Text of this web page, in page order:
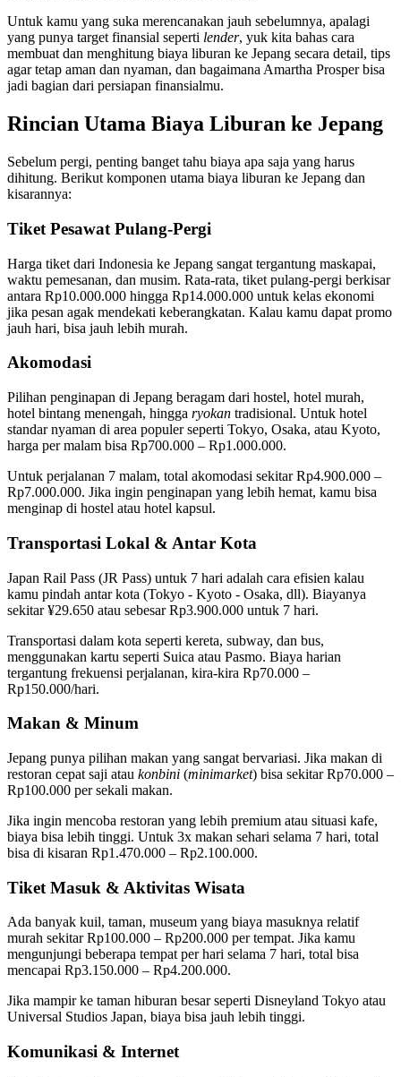
Untuk kamu yang suka merencanakan jauh sebelumnya, apalagi
yang punya target finansial seperti lender, yuk kita bahas cara
membuat dan menghitung biaya liburan ke Jepang secara detail, tips
agar tetap aman dan nyaman, dan bagaimana Amartha Prosper bisa
jadi bagian dari persiapan finansialmu.
Rincian Utama Biaya Liburan ke Jepang
Sebelum pergi, penting banget tahu biaya apa saja yang harus
dihitung. Berikut komponen utama biaya liburan ke Jepang dan
kisarannya:
Tiket Pesawat Pulang-Pergi
Harga tiket dari Indonesia ke Jepang sangat tergantung maskapai,
waktu pemesanan, dan musim. Rata-rata, tiket pulang-pergi berkisar
antara Rp10.000.000 hingga Rp14.000.000 untuk kelas ekonomi
jika pesan agak mendekati keberangkatan. Kalau kamu dapat promo
jauh hari, bisa jauh lebih murah.
Akomodasi
Pilihan penginapan di Jepang beragam dari hostel, hotel murah,
hotel bintang menengah, hingga ryokan tradisional. Untuk hotel
standar nyaman di area populer seperti Tokyo, Osaka, atau Kyoto,
harga per malam bisa Rp700.000 – Rp1.000.000.
Untuk perjalanan 7 malam, total akomodasi sekitar Rp4.900.000 –
Rp7.000.000. Jika ingin penginapan yang lebih hemat, kamu bisa
menginap di hostel atau hotel kapsul.
Transportasi Lokal & Antar Kota
Japan Rail Pass (JR Pass) untuk 7 hari adalah cara efisien kalau
kamu pindah antar kota (Tokyo - Kyoto - Osaka, dll). Biayanya
sekitar ¥29.650 atau sebesar Rp3.900.000 untuk 7 hari.
Transportasi dalam kota seperti kereta, subway, dan bus,
menggunakan kartu seperti Suica atau Pasmo. Biaya harian
tergantung frekuensi perjalanan, kira-kira Rp70.000 –
Rp150.000/hari.
Makan & Minum
Jepang punya pilihan makan yang sangat bervariasi. Jika makan di
restoran cepat saji atau konbini (minimarket) bisa sekitar Rp70.000 –
Rp100.000 per sekali makan.
Jika ingin mencoba restoran yang lebih premium atau situasi kafe,
biaya bisa lebih tinggi. Untuk 3x makan sehari selama 7 hari, total
bisa di kisaran Rp1.470.000 – Rp2.100.000.
Tiket Masuk & Aktivitas Wisata
Ada banyak kuil, taman, museum yang biaya masuknya relatif
murah sekitar Rp100.000 – Rp200.000 per tempat. Jika kamu
mengunjungi beberapa tempat per hari selama 7 hari, total bisa
mencapai Rp3.150.000 – Rp4.200.000.
Jika mampir ke taman hiburan besar seperti Disneyland Tokyo atau
Universal Studios Japan, biaya bisa jauh lebih tinggi.
Komunikasi & Internet